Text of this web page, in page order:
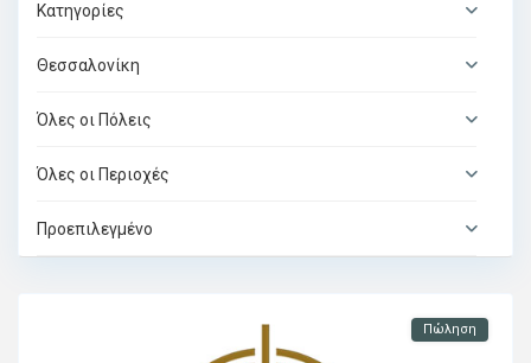
Κατηγορίες
Θεσσαλονίκη
Όλες οι Πόλεις
Όλες οι Περιοχές
Προεπιλεγμένο
Πώληση